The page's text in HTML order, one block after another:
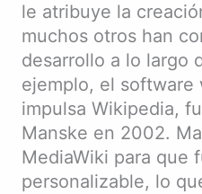
le atribuye la
muchos otros han
desarrollo a lo largo
ejemplo, el software
impulsa Wikipedia,
Manske en 2002.
MediaWiki para que
personalizable, lo